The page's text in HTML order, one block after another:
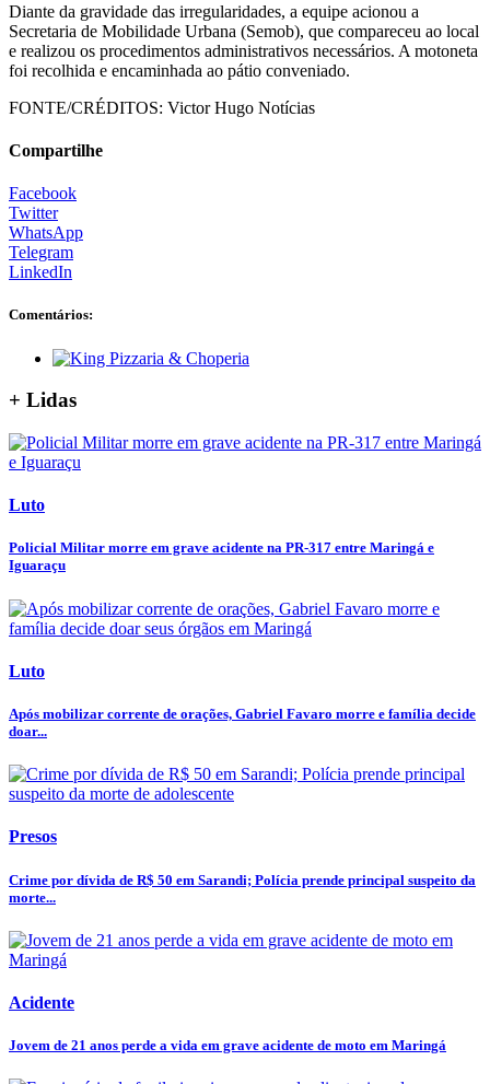
Diante da gravidade das irregularidades, a equipe acionou a
Secretaria de Mobilidade Urbana (Semob), que compareceu ao local
e realizou os procedimentos administrativos necessários. A motoneta
foi recolhida e encaminhada ao pátio conveniado.
FONTE/CRÉDITOS: Victor Hugo Notícias
Compartilhe
Facebook
Twitter
WhatsApp
Telegram
LinkedIn
Comentários:
+ Lidas
Luto
Policial Militar morre em grave acidente na PR-317 entre Maringá e
Iguaraçu
Luto
Após mobilizar corrente de orações, Gabriel Favaro morre e família decide
doar...
Presos
Crime por dívida de R$ 50 em Sarandi; Polícia prende principal suspeito da
morte...
Acidente
Jovem de 21 anos perde a vida em grave acidente de moto em Maringá